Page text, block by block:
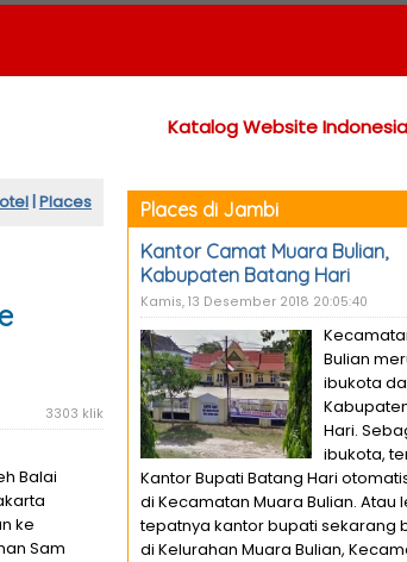
Katalog Website Indonesia
|Places
3303 klik
Balai
ke
Sam
Places di Jambi
Kantor Camat Muara Bulian,
Kabupaten Batang Hari
Kamis, 13 Desember 2018 20:05:40
Bulian
ibukota
Hari.
ibukota,
Kantor Bupati Batang Hari
di Kecamatan Muara Bulian. Atau
tepatnya kantor bupati sekarang
di Kelurahan Muara Bulian,